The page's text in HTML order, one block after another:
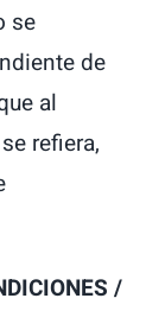
se
de
al
refiera,
/